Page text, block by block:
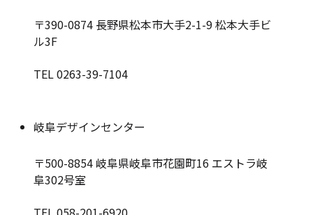
〒390-0874 長野県松本市大手2-1-9 松本大手ビ
ル3F
TEL 0263-39-7104
岐阜デザインセンター
〒500-8854岐阜県岐阜市花園町16 エストラ岐
阜302号室